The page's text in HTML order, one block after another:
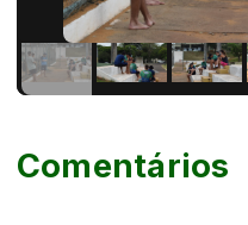
Comentários